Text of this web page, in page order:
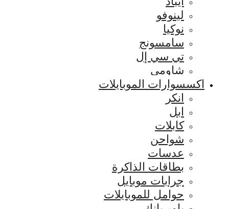
لينوفو
نوكيا
سامسونج
تي سي إل
شاومي
اكسسوارات الموبايلات
انكر
ابل
كابلات
شواحن
عدسات
بطاقات الذاكرة
جرابات موبايل
حوامل للموبايلات